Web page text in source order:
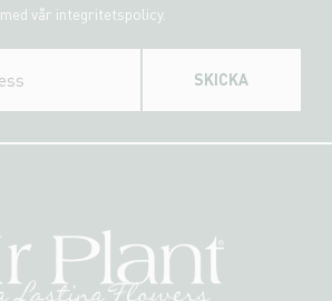
med vår integritetspolicy.
SKICKA